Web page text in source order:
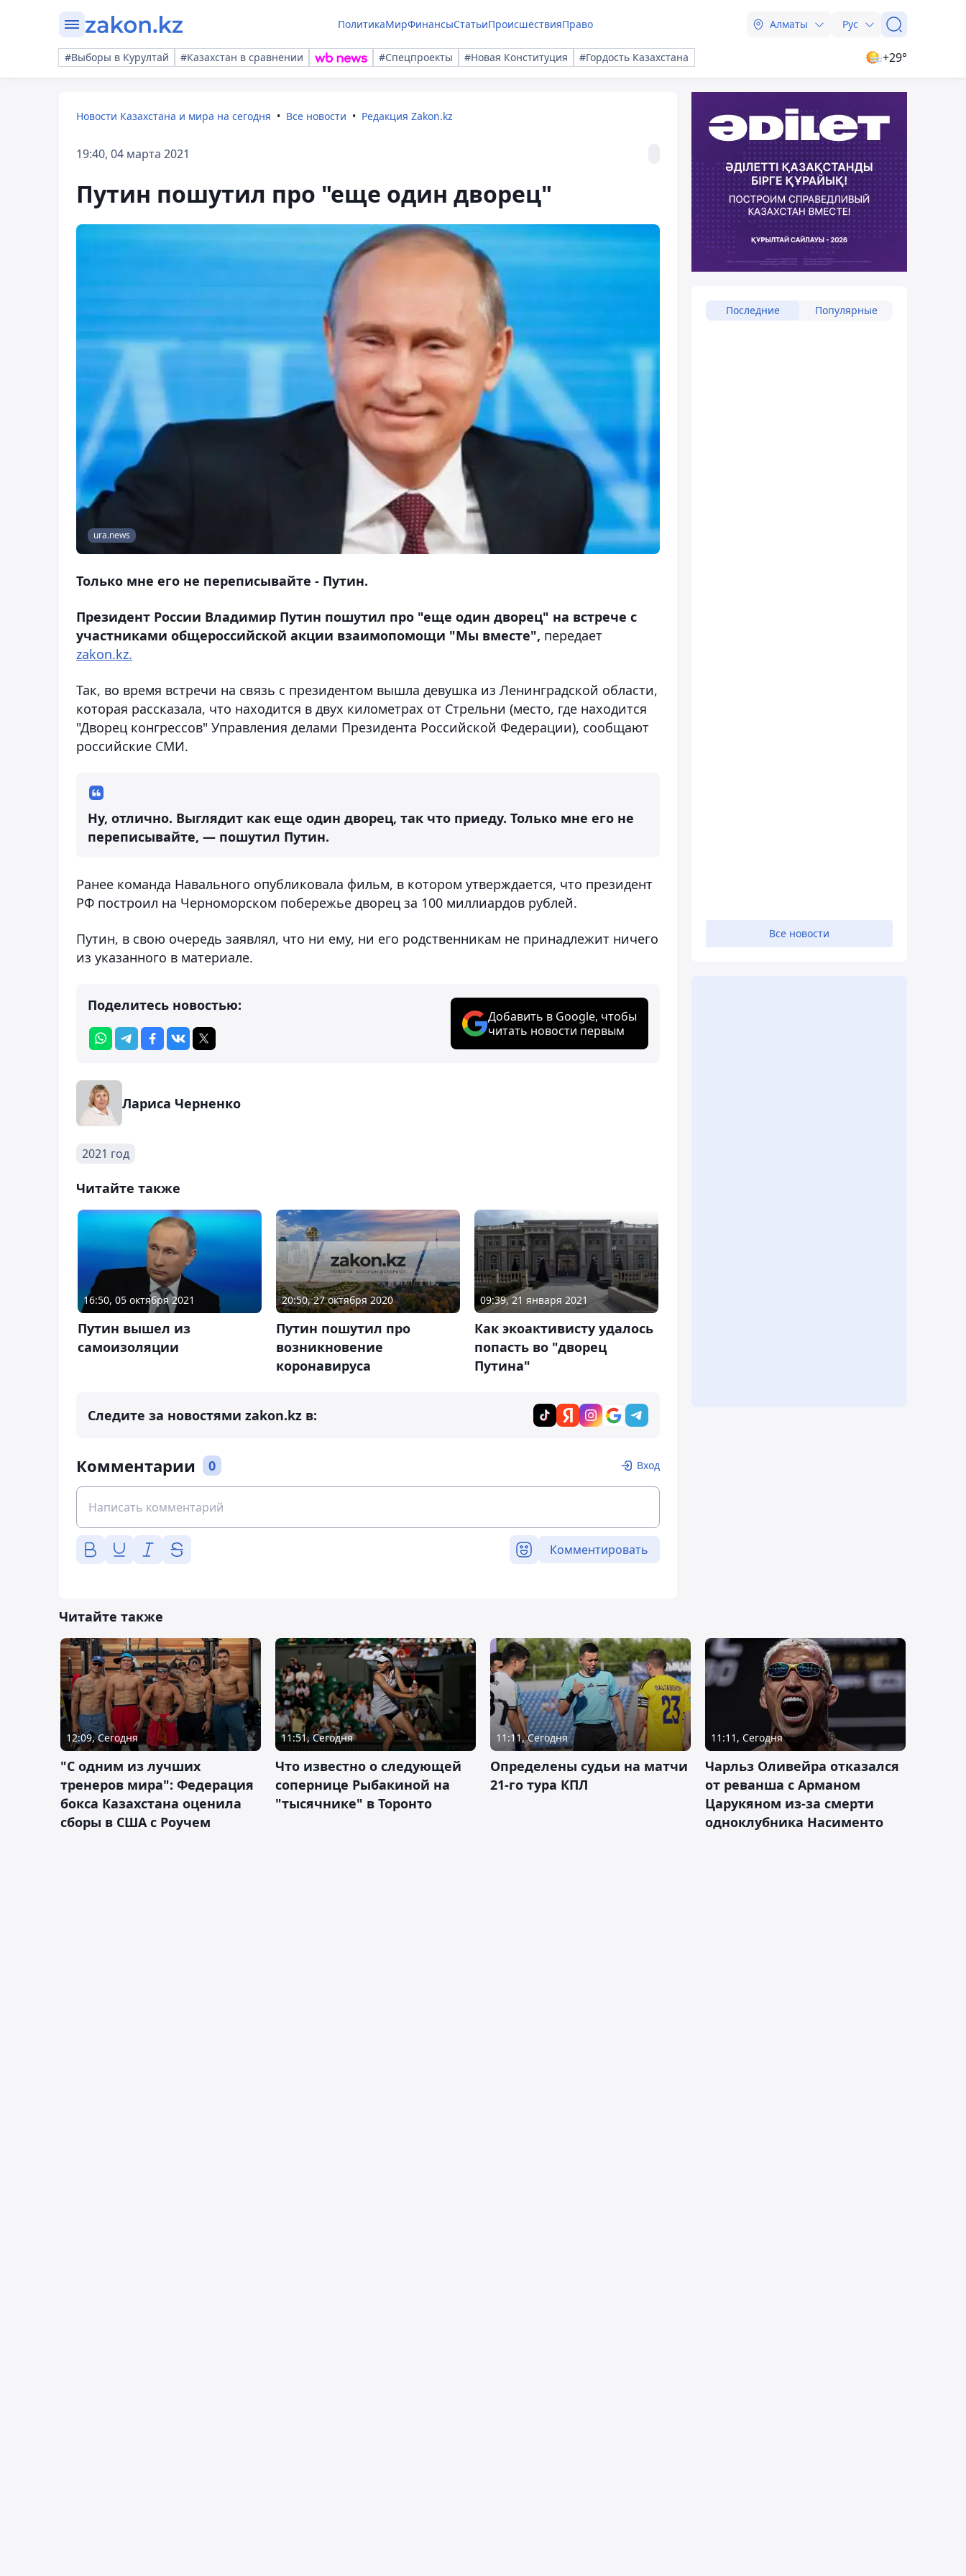
ПолитикаМирФинансыСтатьиПроисшествияПраво Алматы Рус
#Выборы в Курултай #Казахстан в сравнении #Спецпроекты #Новая Конституция #Гордость Казахстана +29°
Новости Казахстана и мира на сегодня Все новости Редакция Zakon.kz
19:40, 04 марта 2021
Путин пошутил про "еще один дворец"
ura.news
Только мне его не переписывайте - Путин.
Президент России Владимир Путин пошутил про "еще один дворец" на встрече с
участниками общероссийской акции взаимопомощи "Мы вместе", передает
zakon.kz.
Так, во время встречи на связь с президентом вышла девушка из Ленинградской области,
которая рассказала, что находится в двух километрах от Стрельни (место, где находится
"Дворец конгрессов" Управления делами Президента Российской Федерации), сообщают
российские СМИ.
Ну, отлично. Выглядит как еще один дворец, так что приеду. Только мне его не
переписывайте, — пошутил Путин.
Ранее команда Навального опубликовала фильм, в котором утверждается, что президент
РФ построил на Черноморском побережье дворец за 100 миллиардов рублей.
Путин, в свою очередь заявлял, что ни ему, ни его родственникам не принадлежит ничего
из указанного в материале.
Поделитесь новостью:
Добавить в Google, чтобы
читать новости первым
Лариса Черненко
2021 год
Читайте также
16:50, 05 октября 2021
Путин вышел из
самоизоляции
20:50, 27 октября 2020
Путин пошутил про
возникновение
коронавируса
09:39, 21 января 2021
Как экоактивисту удалось
попасть во "дворец
Путина"
Следите за новостями zakon.kz в:
Комментарии 0 Вход
Комментировать
Последние Популярные
Все новости
Читайте также
12:09, Сегодня
"С одним из лучших
тренеров мира": Федерация
бокса Казахстана оценила
сборы в США с Роучем
11:51, Сегодня
Что известно о следующей
сопернице Рыбакиной на
"тысячнике" в Торонто
11:11, Сегодня
Определены судьи на матчи
21-го тура КПЛ
11:11, Сегодня
Чарльз Оливейра отказался
от реванша с Арманом
Царукяном из-за смерти
одноклубника Насименто